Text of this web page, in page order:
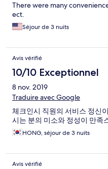
There were many
ect.
Séjour de 3 nuits
Avis vérifié
10/10 Exceptionnel
8 nov. 2019
Traduire avec Google
체크인시 직원의 서비스 정신
시는 분의 미소와 정성이 만족
HONG, séjour de 3 nuits
Avis vérifié